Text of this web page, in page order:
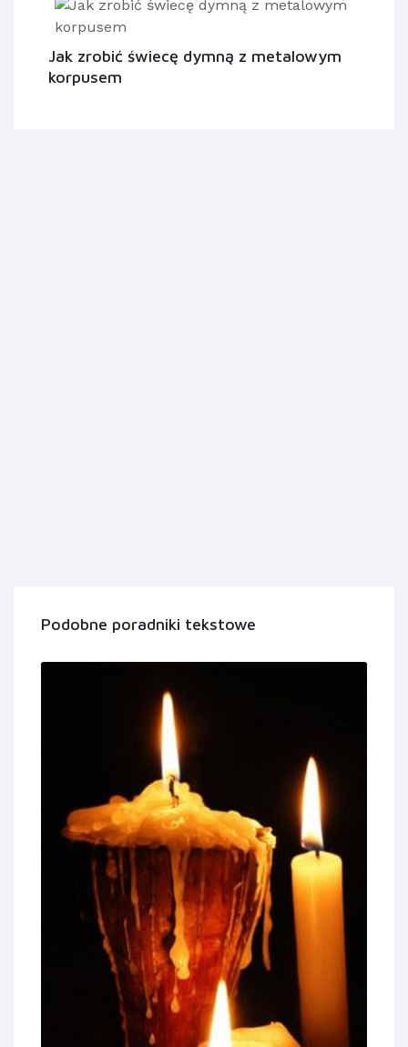
Jak zrobić świecę dymną z metalowym
korpusem
Podobne poradniki tekstowe